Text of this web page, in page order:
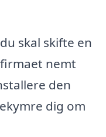
skal skifte en
nemt
den
dig om